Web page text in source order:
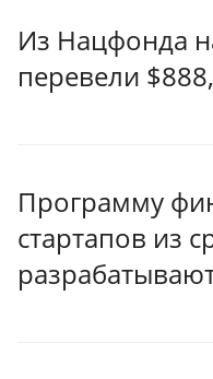
Из Нацфонда
перевели
Программу
стартапов из